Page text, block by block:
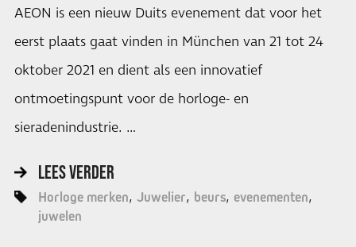
AEON is een nieuw Duits evenement dat voor het
eerst plaats gaat vinden in München van 21 tot 24
oktober 2021 en dient als een innovatief
ontmoetingspunt voor de horloge- en
sieradenindustrie. …
LEES VERDER
Horloge merken Juwelier beurs evenementen
juwelen